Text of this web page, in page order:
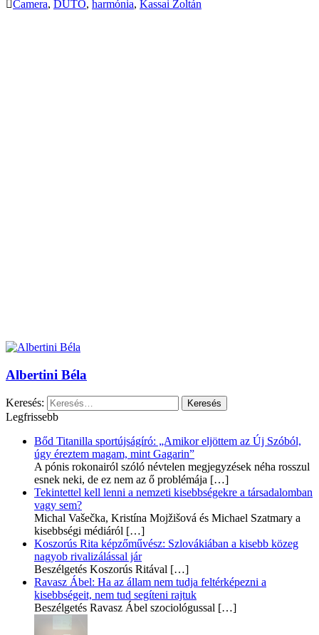
Camera, DUTO, harmónia, Kassai Zoltán
Albertini Béla
Keresés:
Legfrissebb
Bőd Titanilla sportújságíró: „Amikor eljöttem az Új Szóból,
úgy éreztem magam, mint Gagarin”
A pónis rokonairól szóló névtelen megjegyzések néha rosszul
esnek neki, de ez nem az ő problémája […]
Tekintettel kell lenni a nemzeti kisebbségekre a társadalomban
vagy sem?
Michal Vašečka, Kristína Mojžišová és Michael Szatmary a
kisebbségi médiáról […]
Koszorús Rita képzőművész: Szlovákiában a kisebb közeg
nagyob rivalizálással jár
Beszélgetés Koszorús Ritával […]
Ravasz Ábel: Ha az állam nem tudja feltérképezni a
kisebbségeit, nem tud segíteni rajtuk
Beszélgetés Ravasz Ábel szociológussal […]